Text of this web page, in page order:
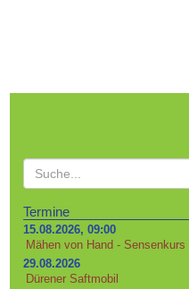
Termine
15.08.2026, 09:00
Mähen von Hand - Sensenkurs
29.08.2026
Dürener Saftmobil